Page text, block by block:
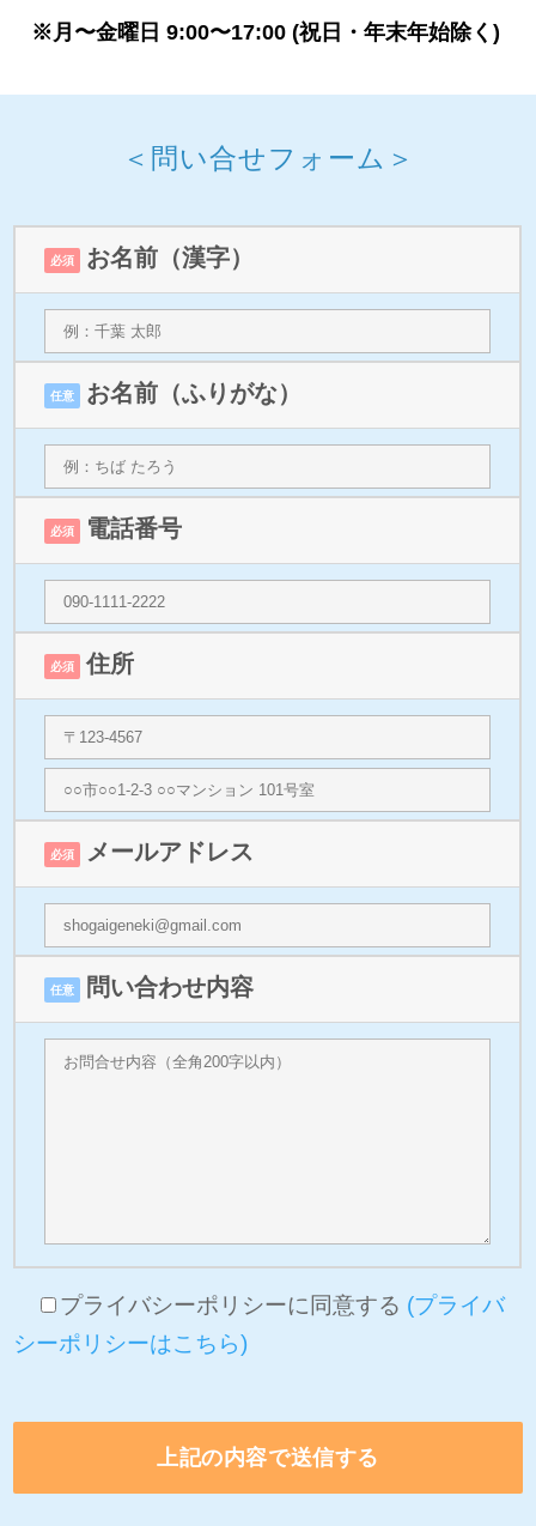
※月〜金曜日 9:00〜17:00 (祝日・年末年始除く)
＜ 問い合せフォーム ＞
必須 お名前（漢字）
任意 お名前（ふりがな）
必須 電話番号
必須 住所
必須 メールアドレス
任意 問い合わせ内容
プライバシーポリシーに同意する (プライバ
シーポリシーはこちら)